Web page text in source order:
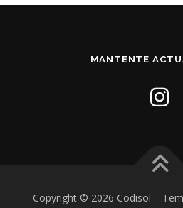
MANTENTE
Copyright © 2026 Codisol –